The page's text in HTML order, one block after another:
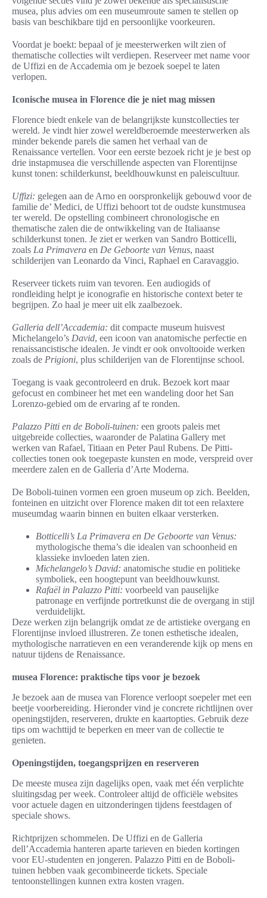
musea, plus advies om een museumroute samen te stellen op
basis van beschikbare tijd en persoonlijke voorkeuren.
Voordat je boekt: bepaal of je meesterwerken wilt zien of
thematische collecties wilt verdiepen. Reserveer met name voor
de Uffizi en de Accademia om je bezoek soepel te laten
verlopen.
Iconische musea in Florence die je niet mag missen
Florence biedt enkele van de belangrijkste kunstcollecties ter
wereld. Je vindt hier zowel wereldberoemde meesterwerken als
minder bekende parels die samen het verhaal van de
Renaissance vertellen. Voor een eerste bezoek richt je je best op
drie instapmusea die verschillende aspecten van Florentijnse
kunst tonen: schilderkunst, beeldhouwkunst en paleiscultuur.
Uffizi: gelegen aan de Arno en oorspronkelijk gebouwd voor de
familie de’ Medici, de Uffizi behoort tot de oudste kunstmusea
ter wereld. De opstelling combineert chronologische en
thematische zalen die de ontwikkeling van de Italiaanse
schilderkunst tonen. Je ziet er werken van Sandro Botticelli,
zoals La Primavera en De Geboorte van Venus, naast
schilderijen van Leonardo da Vinci, Raphael en Caravaggio.
Reserveer tickets ruim van tevoren. Een audiogids of
rondleiding helpt je iconografie en historische context beter te
begrijpen. Zo haal je meer uit elk zaalbezoek.
Galleria dell’Accademia: dit compacte museum huisvest
Michelangelo’s David, een icoon van anatomische perfectie en
renaissancistische idealen. Je vindt er ook onvoltooide werken
zoals de Prigioni, plus schilderijen van de Florentijnse school.
Toegang is vaak gecontroleerd en druk. Bezoek kort maar
gefocust en combineer het met een wandeling door het San
Lorenzo-gebied om de ervaring af te ronden.
Palazzo Pitti en de Boboli-tuinen: een groots paleis met
uitgebreide collecties, waaronder de Palatina Gallery met
werken van Rafael, Titiaan en Peter Paul Rubens. De Pitti-
collecties tonen ook toegepaste kunsten en mode, verspreid over
meerdere zalen en de Galleria d’Arte Moderna.
De Boboli-tuinen vormen een groen museum op zich. Beelden,
fonteinen en uitzicht over Florence maken dit tot een relaxtere
museumdag waarin binnen en buiten elkaar versterken.
Botticelli’s La Primavera en De Geboorte van Venus:
mythologische thema’s die idealen van schoonheid en
klassieke invloeden laten zien.
Michelangelo’s David: anatomische studie en politieke
symboliek, een hoogtepunt van beeldhouwkunst.
Rafaël in Palazzo Pitti: voorbeeld van pauselijke
patronage en verfijnde portretkunst die de overgang in stijl
verduidelijkt.
Deze werken zijn belangrijk omdat ze de artistieke overgang en
Florentijnse invloed illustreren. Ze tonen esthetische idealen,
mythologische narratieven en een veranderende kijk op mens en
natuur tijdens de Renaissance.
musea Florence: praktische tips voor je bezoek
Je bezoek aan de musea van Florence verloopt soepeler met een
beetje voorbereiding. Hieronder vind je concrete richtlijnen over
openingstijden, reserveren, drukte en kaartopties. Gebruik deze
tips om wachttijd te beperken en meer van de collectie te
genieten.
Openingstijden, toegangsprijzen en reserveren
De meeste musea zijn dagelijks open, vaak met één verplichte
sluitingsdag per week. Controleer altijd de officiële websites
voor actuele dagen en uitzonderingen tijdens feestdagen of
speciale shows.
Richtprijzen schommelen. De Uffizi en de Galleria
dell’Accademia hanteren aparte tarieven en bieden kortingen
voor EU-studenten en jongeren. Palazzo Pitti en de Boboli-
tuinen hebben vaak gecombineerde tickets. Speciale
tentoonstellingen kunnen extra kosten vragen.